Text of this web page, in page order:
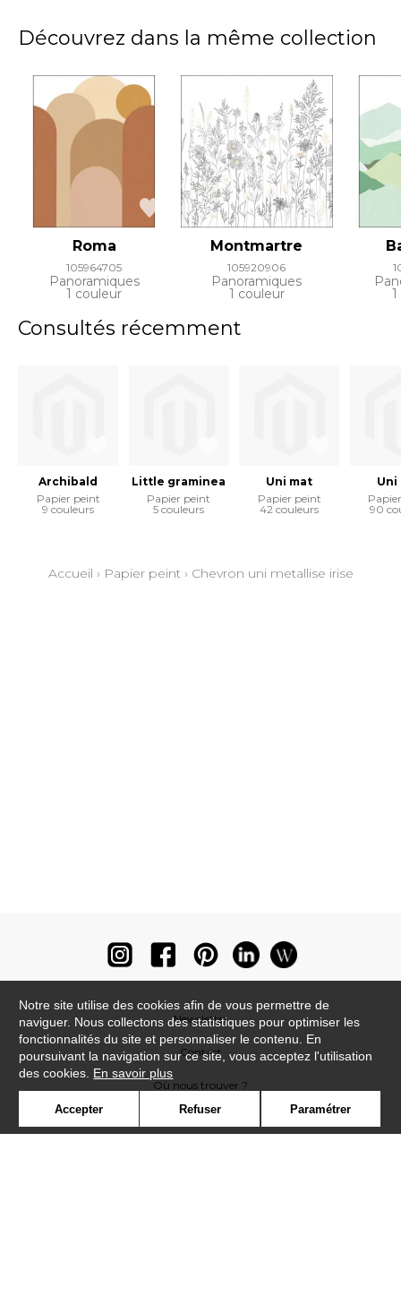
Découvrez dans la même collection
Roma
105964705
Panoramiques
1 couleur
Montmartre
105920906
Panoramiques
1 couleur
Consultés récemment
Archibald
Papier peint
9 couleurs
Little graminea
Papier peint
5 couleurs
Uni mat
Papier peint
42 couleurs
Uni
90
Accueil › Papier peint› Chevron uni metallise irise
Newsletter
Contact
Où nous trouver ?
Notre site utilise des cookies afin de vous permettre de
naviguer. Nous collectons des statistiques pour optimiser les
fonctionnalités du site et personnaliser le contenu. En
poursuivant la navigation sur ce site, vous acceptez l'utilisation
des cookies. En savoir plus
Accepter Refuser Paramétrer